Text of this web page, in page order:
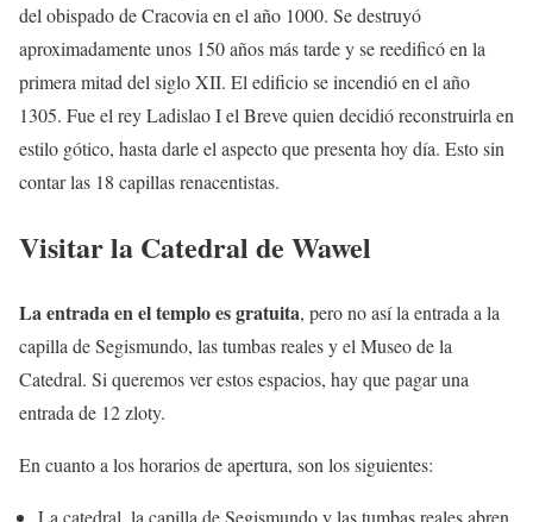
del obispado de Cracovia en el año 1000. Se destruyó
aproximadamente unos 150 años más tarde y se reedificó en la
primera mitad del siglo XII. El edificio se incendió en el año
1305. Fue el rey Ladislao I el Breve quien decidió reconstruirla en
estilo gótico, hasta darle el aspecto que presenta hoy día. Esto sin
contar las 18 capillas renacentistas.
Visitar la Catedral de Wawel
La entrada en el templo es gratuita, pero no así la entrada a la
capilla de Segismundo, las tumbas reales y el Museo de la
Catedral. Si queremos ver estos espacios, hay que pagar una
entrada de 12 zloty.
En cuanto a los horarios de apertura, son los siguientes:
La catedral, la capilla de Segismundo y las tumbas reales abren